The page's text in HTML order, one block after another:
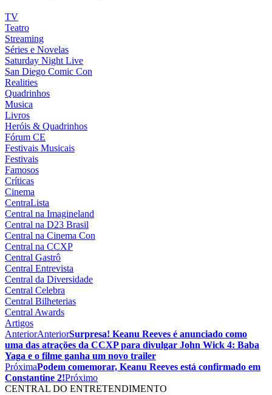
TV
Teatro
Streaming
Séries e Novelas
Saturday Night Live
San Diego Comic Con
Realities
Quadrinhos
Musica
Livros
Heróis & Quadrinhos
Fórum CE
Festivais Musicais
Festivais
Famosos
Críticas
Cinema
CentraLista
Central na Imagineland
Central na D23 Brasil
Central na Cinema Con
Central na CCXP
Central Gastrô
Central Entrevista
Central da Diversidade
Central Celebra
Central Bilheterias
Central Awards
Artigos
AnteriorAnteriorSurpresa! Keanu Reeves é anunciado como
uma das atrações da CCXP para divulgar John Wick 4: Baba
Yaga e o filme ganha um novo trailer
PróximaPodem comemorar, Keanu Reeves está confirmado em
Constantine 2!Próximo
CENTRAL DO ENTRETENDIMENTO